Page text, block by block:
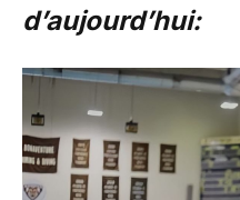
d’aujourd’hui: